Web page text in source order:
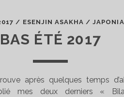
/ ESENJIN ASAKHA /
BAS ÉTÉ 2017
après quelques temps
mes deux derniers «